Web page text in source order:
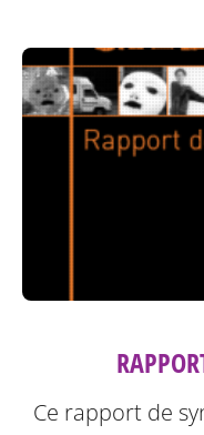
Ce rapport de